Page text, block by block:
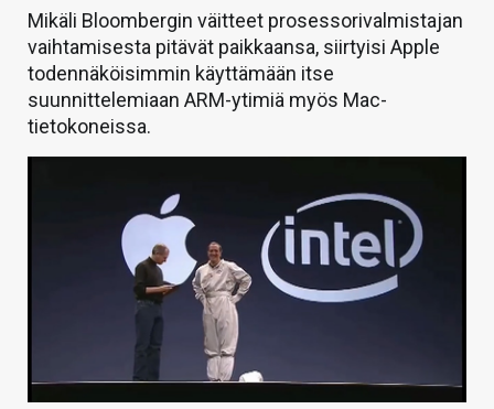
Mikäli Bloombergin väitteet prosessorivalmistajan
vaihtamisesta pitävät paikkaansa, siirtyisi Apple
todennäköisimmin käyttämään itse
suunnittelemiaan ARM-ytimiä myös Mac-
tietokoneissa.